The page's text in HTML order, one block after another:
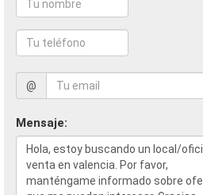
@
Mensaje: